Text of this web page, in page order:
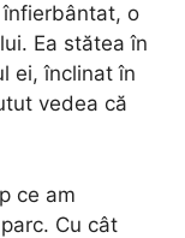
o
Ea stătea în
ei, înclinat în
vedea că
ce am
Cu cât